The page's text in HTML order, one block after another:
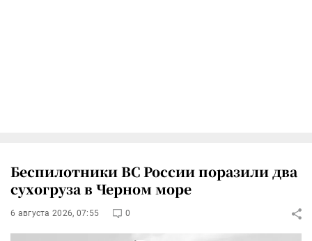
Беспилотники ВС России поразили два
сухогруза в Черном море
6 августа 2026, 07:55 0